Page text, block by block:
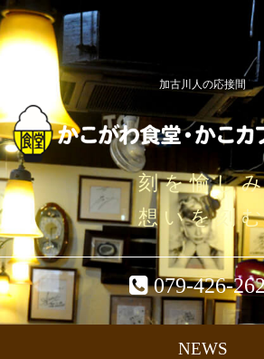
加古川人の応接間
刻を愉し
想いを刻
079-426-
NEWS